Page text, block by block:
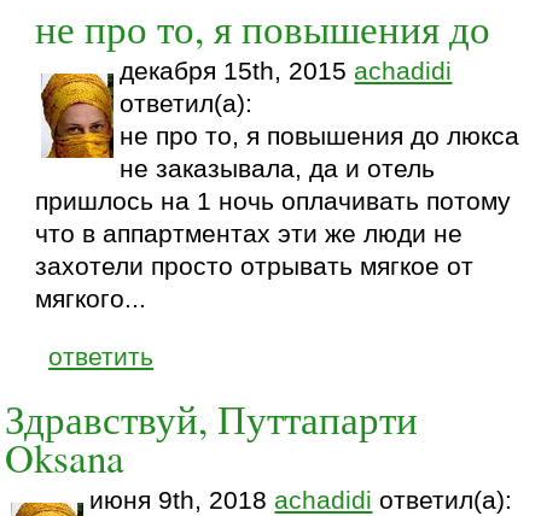
не про то, я повышения до
декабря 15th, 2015 achadidi
ответил(а):
не про то, я повышения до люкса
не заказывала, да и отель
пришлось на 1 ночь оплачивать потому
что в аппартментах эти же люди не
захотели просто отрывать мягкое от
мягкого...
ответить
Здравствуй, Путтапарти
Oksana
июня 9th, 2018 achadidi ответил(а):